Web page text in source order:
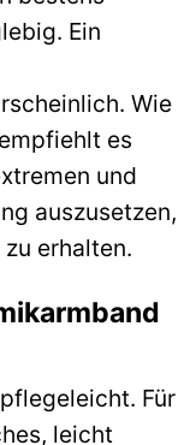
Ein
Wie
es
und
auszusetzen,
erhalten.
Für
leicht